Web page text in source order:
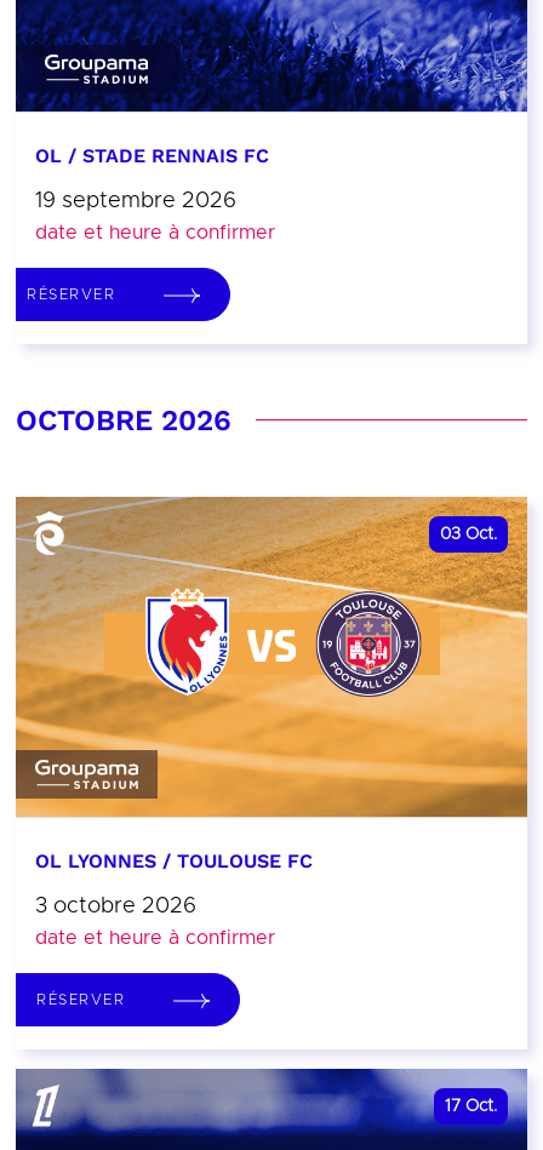
OL / STADE RENNAIS FC
19 septembre 2026
date et heure à confirmer
RÉSERVER
OCTOBRE 2026
03 Oct.
OL LYONNES / TOULOUSE FC
3 octobre 2026
date et heure à confirmer
RÉSERVER
17 Oct.